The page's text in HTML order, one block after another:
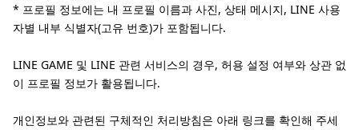
* 프로필 정보에는 내 프로필 이름과 사진, 상태 메시지, LINE 사용
자별 내부 식별자(고유 번호)가 포함됩니다.
LINE GAME 및 LINE 관련 서비스의 경우, 허용 설정 여부와 상관 없
이 프로필 정보가 활용됩니다.
개인정보와 관련된 구체적인 처리방침은 아래 링크를 확인해 주세